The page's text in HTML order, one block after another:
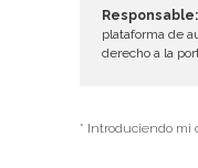
Responsable:
plataforma de
derecho a la
* Introduciendo mi